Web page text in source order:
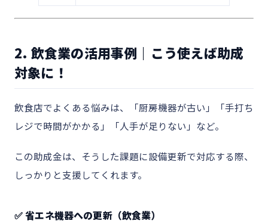
2. 飲食業の活用事例｜こう使えば助成
対象に！
飲食店でよくある悩みは、「厨房機器が古い」「手打ち
レジで時間がかかる」「人手が足りない」など。
この助成金は、そうした課題に設備更新で対応する際、
しっかりと支援してくれます。
✅ 省エネ機器への更新（飲食業）